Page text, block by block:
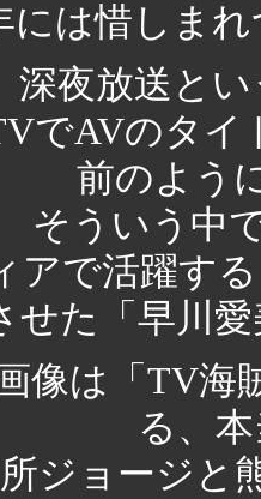
には惜しま
深夜放送と
でAVのタ
前のよう
そういう中
アで活躍す
せた「早川
像は「TV
る、
ジョージと